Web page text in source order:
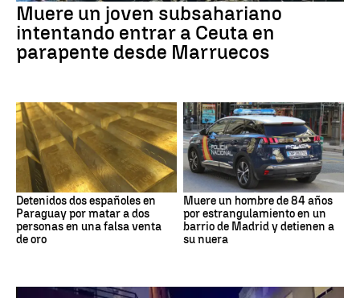
Muere un joven subsahariano
intentando entrar a Ceuta en
parapente desde Marruecos
Detenidos dos españoles en
Paraguay por matar a dos
personas en una falsa venta
de oro
Muere un hombre de 84 años
por estrangulamiento en un
barrio de Madrid y detienen a
su nuera